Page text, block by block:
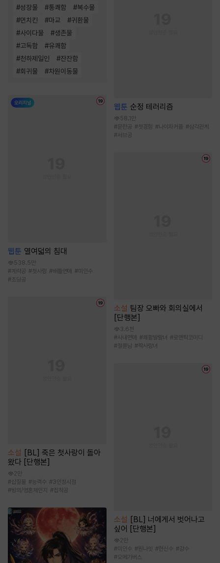
#성장물 #통쾌함 #복수물
#먼치킨 #마교 #귀환물
#사이다물 #생존물
#고독함 #유쾌함
#천하제일인 #잔잔함
#회귀물 #차원이동물
웹툰 열여덟의 침대
538.5만
# 계략공 #첫사랑 #배틀연애 #미인수
#초딩공
소설
[BL] 죽은 첫사랑이 돌아
왔다 [단행본]
2만
#삽질물 #능력수 #3인칭시점
#빙의/영혼체인지 #집착공
웹툰 순정 테러리즘
58.1만
#문란공 #첫경험 #나이차커플 #삼각관계
#서브공
소설 팀장 오빠와 회의실에서
[단행본]
3.6천
#사내연애 #쾌활발랄녀 #로맨틱코미디
#절륜남 #짝사랑녀
소설 [BL] 너에게서 벗어나고
싶어 [단행본]
2만
#미인수 #원나잇 #헌신수 #강수
#오메가버스